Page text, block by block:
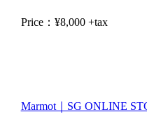
Price：¥8,000 +tax
Marmot｜SG ONLINE